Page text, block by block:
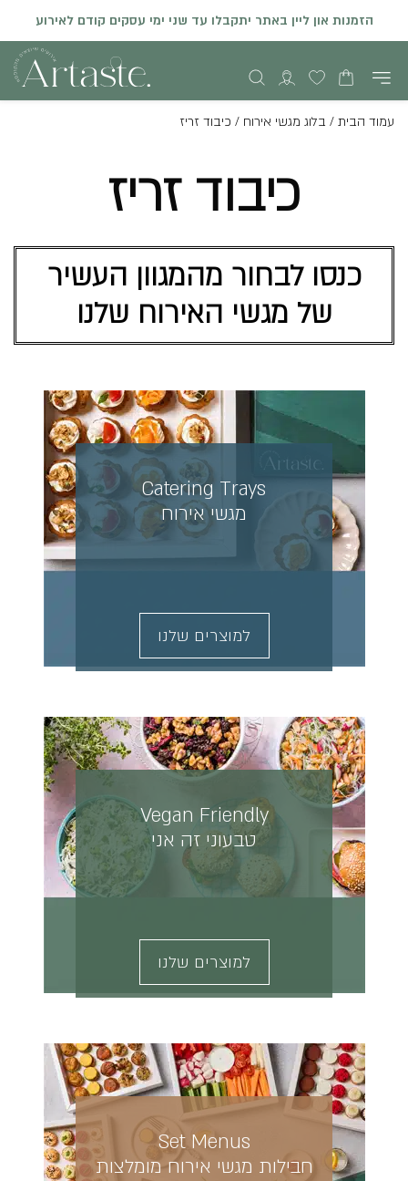
הזמנות און ליין באתר יתקבלו עד שני ימי עסקים קודם לאירוע
עמוד הבית / בלוג מגשי אירוח / כיבוד זריז
כיבוד זריז
כנסו לבחור מהמגוון העשיר
של מגשי האירוח שלנו
Catering Trays
מגשי אירוח
למוצרים שלנו
Vegan Friendly
טבעוני זה אני
למוצרים שלנו
Set Menus
חבילות מגשי אירוח מומלצות